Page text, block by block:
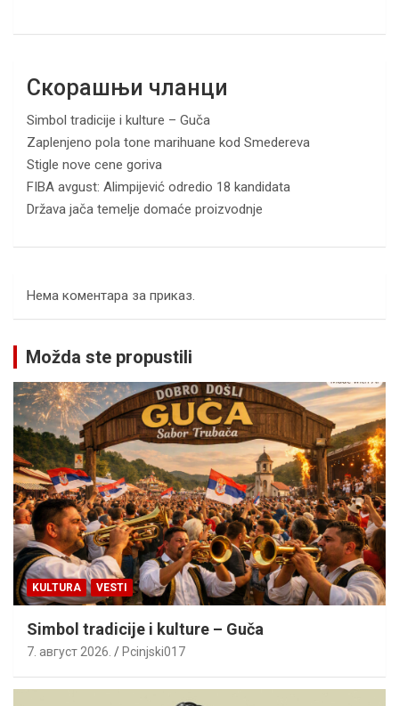
Скорашњи чланци
Simbol tradicije i kulture – Guča
Zaplenjeno pola tone marihuane kod Smedereva
Stigle nove cene goriva
FIBA avgust: Alimpijević odredio 18 kandidata
Država jača temelje domaće proizvodnje
Нема коментара за приказ.
Možda ste propustili
KULTURA VESTI
Simbol tradicije i kulture – Guča
7. август 2026. Pcinjski017